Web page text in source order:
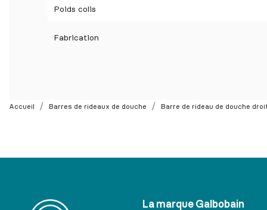
Poids colis
Fabrication
Accueil Barres de rideaux de douche Barre de rideau de douche
La marque Galbobain